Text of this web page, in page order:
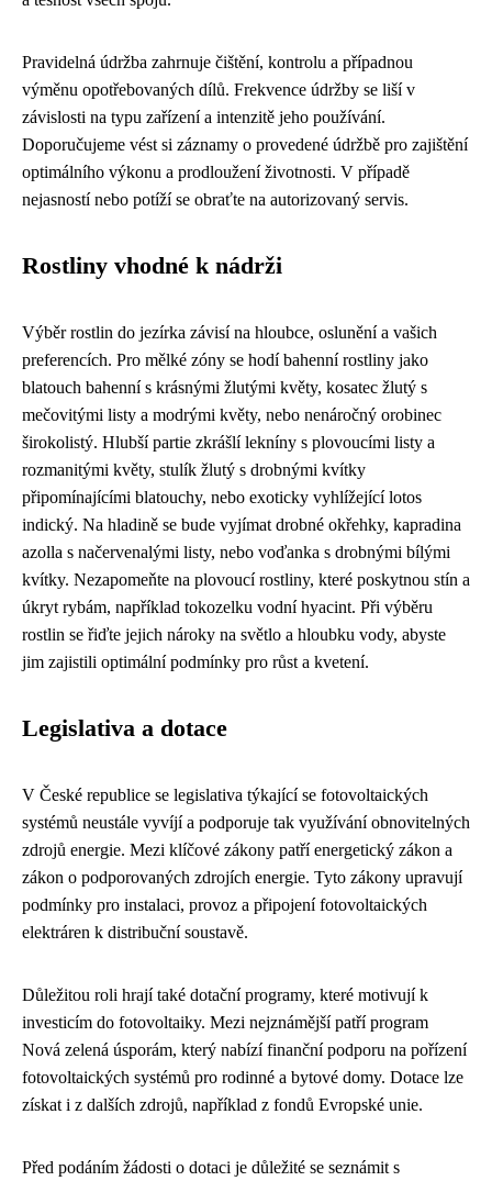
Pravidelná údržba zahrnuje čištění, kontrolu a případnou
výměnu opotřebovaných dílů. Frekvence údržby se liší v
závislosti na typu zařízení a intenzitě jeho používání.
Doporučujeme vést si záznamy o provedené údržbě pro zajištění
optimálního výkonu a prodloužení životnosti. V případě
nejasností nebo potíží se obraťte na autorizovaný servis.
Rostliny vhodné k nádrži
Výběr rostlin do jezírka závisí na hloubce, oslunění a vašich
preferencích. Pro mělké zóny se hodí bahenní rostliny jako
blatouch bahenní s krásnými žlutými květy, kosatec žlutý s
mečovitými listy a modrými květy, nebo nenáročný orobinec
širokolistý. Hlubší partie zkrášlí lekníny s plovoucími listy a
rozmanitými květy, stulík žlutý s drobnými kvítky
připomínajícími blatouchy, nebo exoticky vyhlížející lotos
indický. Na hladině se bude vyjímat drobné okřehky, kapradina
azolla s načervenalými listy, nebo voďanka s drobnými bílými
kvítky. Nezapomeňte na plovoucí rostliny, které poskytnou stín a
úkryt rybám, například tokozelku vodní hyacint. Při výběru
rostlin se řiďte jejich nároky na světlo a hloubku vody, abyste
jim zajistili optimální podmínky pro růst a kvetení.
Legislativa a dotace
V České republice se legislativa týkající se fotovoltaických
systémů neustále vyvíjí a podporuje tak využívání obnovitelných
zdrojů energie. Mezi klíčové zákony patří energetický zákon a
zákon o podporovaných zdrojích energie. Tyto zákony upravují
podmínky pro instalaci, provoz a připojení fotovoltaických
elektráren k distribuční soustavě.
Důležitou roli hrají také dotační programy, které motivují k
investicím do fotovoltaiky. Mezi nejznámější patří program
Nová zelená úsporám, který nabízí finanční podporu na pořízení
fotovoltaických systémů pro rodinné a bytové domy. Dotace lze
získat i z dalších zdrojů, například z fondů Evropské unie.
Před podáním žádosti o dotaci je důležité se seznámit s